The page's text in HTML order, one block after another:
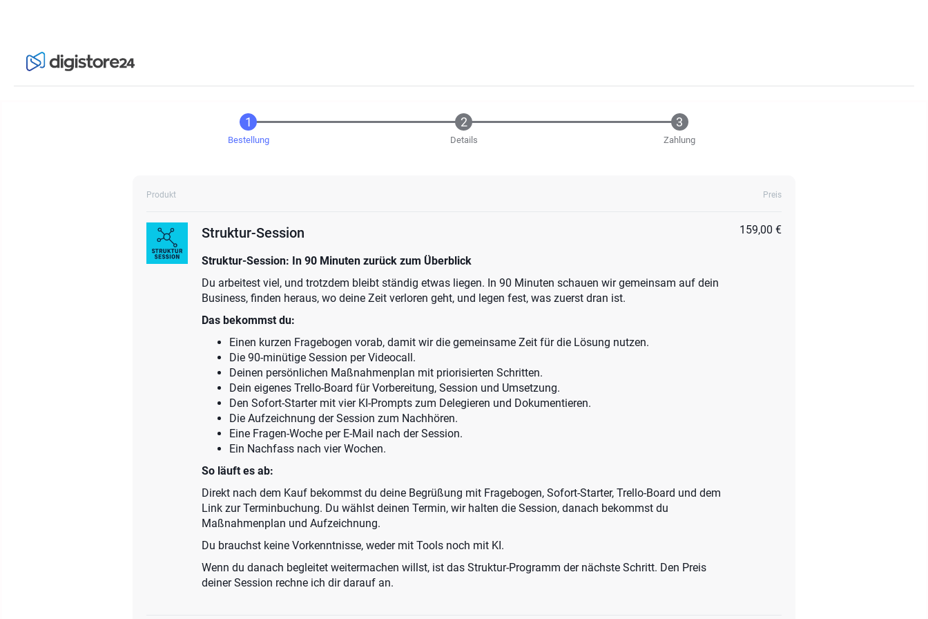
Bestellung Details Zahlung
Produkt Preis
Struktur-Session
Struktur-Session: In 90 Minuten zurück zum Überblick
Du arbeitest viel, und trotzdem bleibt ständig etwas liegen. In 90 Minuten schauen wir gemeinsam auf dein
Business, finden heraus, wo deine Zeit verloren geht, und legen fest, was zuerst dran ist.
Das bekommst du:
Einen kurzen Fragebogen vorab, damit wir die gemeinsame Zeit für die Lösung nutzen.
Die 90-minütige Session per Videocall.
Deinen persönlichen Maßnahmenplan mit priorisierten Schritten.
Dein eigenes Trello-Board für Vorbereitung, Session und Umsetzung.
Den Sofort-Starter mit vier KI-Prompts zum Delegieren und Dokumentieren.
Die Aufzeichnung der Session zum Nachhören.
Eine Fragen-Woche per E-Mail nach der Session.
Ein Nachfass nach vier Wochen.
So läuft es ab:
Direkt nach dem Kauf bekommst du deine Begrüßung mit Fragebogen, Sofort-Starter, Trello-Board und dem
Link zur Terminbuchung. Du wählst deinen Termin, wir halten die Session, danach bekommst du
Maßnahmenplan und Aufzeichnung.
Du brauchst keine Vorkenntnisse, weder mit Tools noch mit KI.
Wenn du danach begleitet weitermachen willst, ist das Struktur-Programm der nächste Schritt. Den Preis
deiner Session rechne ich dir darauf an.
159,00 €